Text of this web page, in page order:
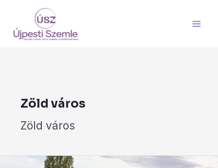
content
Zöld város
Zöld város
Visszatekintés
pagination